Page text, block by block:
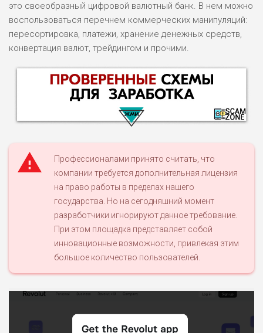
это своеобразный цифровой валютный банк. В нем можно
воспользоваться перечнем коммерческих манипуляций:
пересортировка, платежи, хранение денежных средств,
конвертация валют, трейдингом и прочими.
НАЗВАНИЕ
ВСЕМ
РИСКИ: НИЗКИЕ
ОБЗОР
ЛЮБИТЕЛЯ
М СТАВОК
Профессионалами принято считать, что
компании требуется дополнительная лицензия
на право работы в пределах нашего
государства. Но на сегодняшний момент
разработчики игнорируют данное требование.
При этом площадка представляет собой
инновационные возможности, привлекая этим
большое количество пользователей.